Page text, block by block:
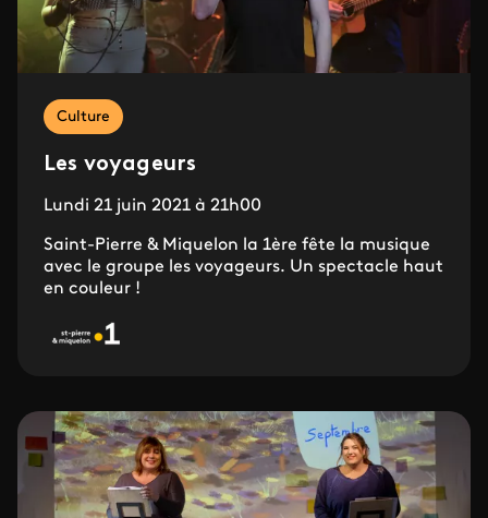
Culture
Les voyageurs
Lundi 21 juin 2021 à 21h00
Saint-Pierre & Miquelon la 1ère fête la musique
avec le groupe les voyageurs. Un spectacle haut
en couleur !